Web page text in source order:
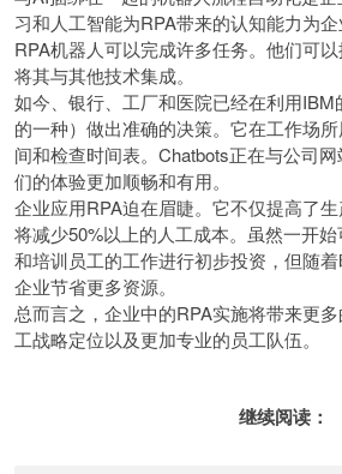
习和人工智能为RPA带来的认知能力为企
RPA机器人可以完成许多任务。他们可
将其与其他技术集成。
如今、银行、工厂和医院已经在利用IBM
的一种）做出准确的决策。它在工作场
间和检查时间表。Chatbots正在与公司
们的体验更加顺畅和有用。
企业应用RPA迫在眉睫。它不仅提高了
将减少50%以上的人工成本。虽然一开
和培训员工的工作进行初步投资，但随
企业节省更多资源。
总而言之，企业中的RPA实施将带来更
工战略定位以及更加专业的员工队伍。
继续阅读：